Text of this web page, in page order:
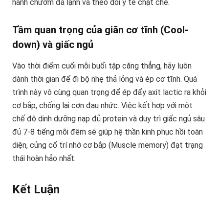
hành chườm đá lạnh và theo dõi y tế chặt chẽ.
Tầm quan trọng của giãn cơ tĩnh (Cool-
down) và giấc ngủ
Vào thời điểm cuối mỗi buổi tập căng thẳng, hãy luôn
dành thời gian để đi bộ nhẹ thả lỏng và ép cơ tĩnh. Quá
trình này vô cùng quan trọng để ép đẩy axit lactic ra khỏi
cơ bắp, chống lại cơn đau nhức. Việc kết hợp với một
chế độ dinh dưỡng nạp đủ protein và duy trì giấc ngủ sâu
đủ 7-8 tiếng mỗi đêm sẽ giúp hệ thần kinh phục hồi toàn
diện, củng cố trí nhớ cơ bắp (Muscle memory) đạt trạng
thái hoàn hảo nhất.
Kết Luận